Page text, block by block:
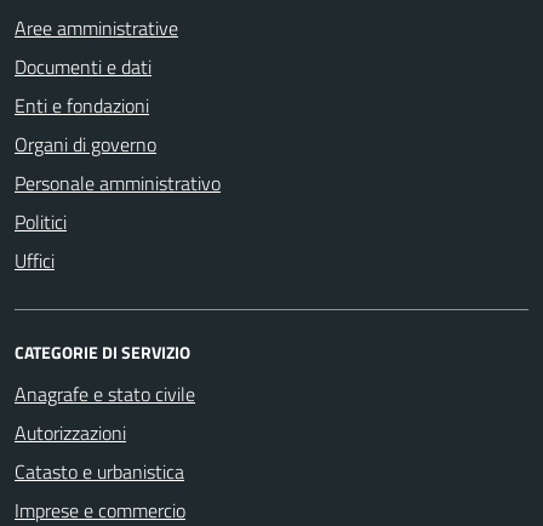
Aree amministrative
Documenti e dati
Enti e fondazioni
Organi di governo
Personale amministrativo
Politici
Uffici
CATEGORIE DI SERVIZIO
Anagrafe e stato civile
Autorizzazioni
Catasto e urbanistica
Imprese e commercio